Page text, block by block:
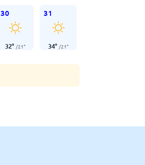
30
32° /21°
31
34° /21°